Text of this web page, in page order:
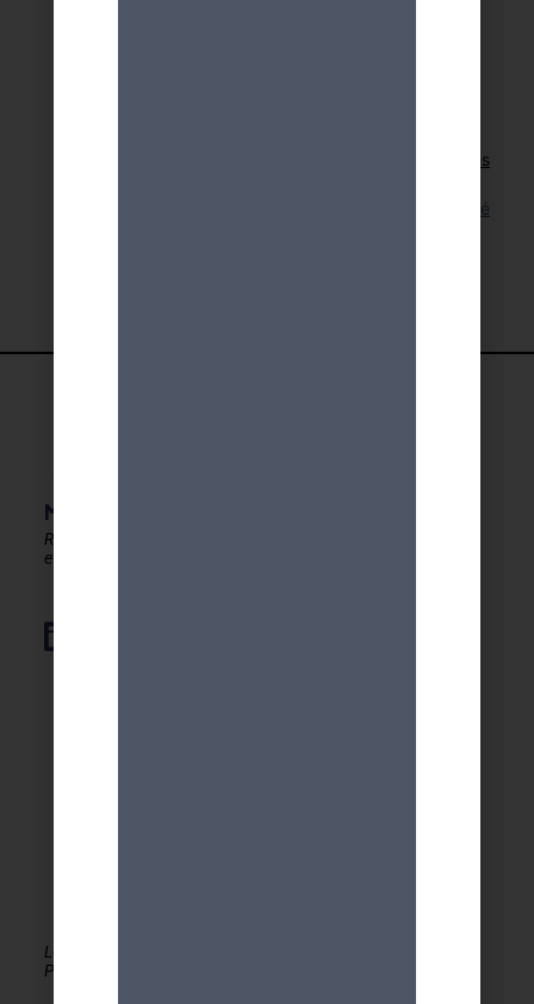
Retour aux activités
Lien pour cette activité
MDA GENEVE - ACTIVITES 50+
Rester en forme, créatif
et autonome après 50 ans !
Le MDA Genève - Activités 50+ est membre de la
PLATEFORME du réseau seniors Genève